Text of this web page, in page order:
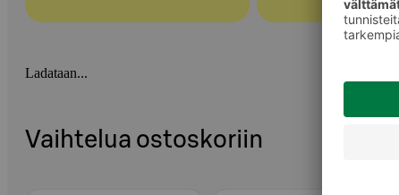
Ladataan...
Vaihtelua ostoskoriin